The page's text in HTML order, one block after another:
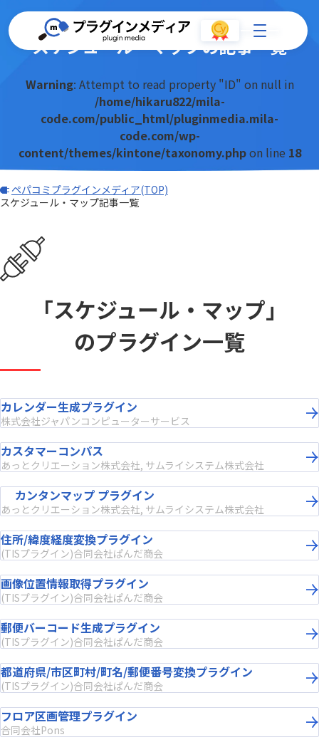
スケジュール・マップの記事一覧
Warning: Attempt to read property "ID" on null in
/home/hikaru822/mila-
code.com/public_html/pluginmedia.mila-
code.com/wp-
content/themes/kintone/taxonomy.phpon line 18
ペパコミプラグインメディア(TOP)
スケジュール・マップ記事一覧
「スケジュール・マップ」
のプラグイン一覧
カレンダー生成プラグイン
株式会社ジャパンコンピューターサービス
カスタマーコンパス
あっとクリエーション株式会社, サムライシステム株式会社
カンタンマップ プラグイン
あっとクリエーション株式会社, サムライシステム株式会社
住所/緯度経度変換プラグイン
(TISプラグイン)合同会社ぱんだ商会
画像位置情報取得プラグイン
(TISプラグイン)合同会社ぱんだ商会
郵便バーコード生成プラグイン
(TISプラグイン)合同会社ぱんだ商会
都道府県/市区町村/町名/郵便番号変換プラグイン
(TISプラグイン)合同会社ぱんだ商会
フロア区画管理プラグイン
合同会社Pons